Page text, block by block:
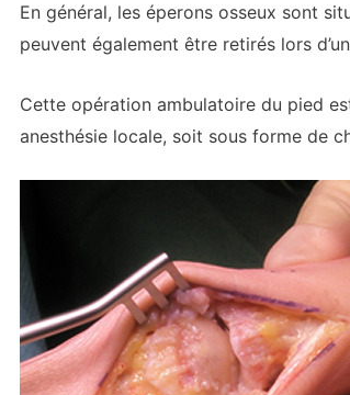
En général, les éperons osseux sont
peuvent également être retirés lors
Cette opération ambulatoire du pied
anesthésie locale, soit sous forme de